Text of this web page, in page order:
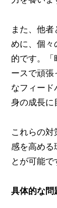
また、他
めに、個々
的です。「
ースで頑張
なフィード
身の成長に
これらの
感を高める
とが可能で
具体的な問